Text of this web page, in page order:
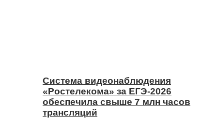
Система видеонаблюдения
«Ростелекома» за ЕГЭ-2026
обеспечила свыше 7 млн часов
трансляций